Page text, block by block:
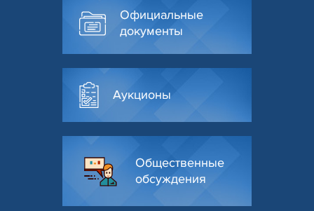
Официальные
документы
Аукционы
Общественные
обсуждения